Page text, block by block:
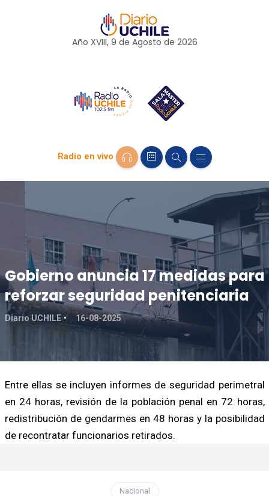
Año XVIII, 9 de Agosto de 2026
Radio en vivo
Gobierno anuncia 17 medidas para
reforzar seguridad penitenciaria
Diario UCHILE 16-08-2025
Entre ellas se incluyen informes de seguridad perimetral
en 24 horas, revisión de la población penal en 72 horas,
redistribución de gendarmes en 48 horas y la posibilidad
de recontratar funcionarios retirados.
Nacional